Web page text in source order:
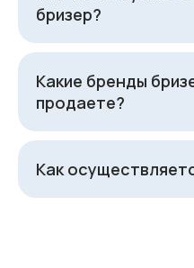
бризер?
Какие бренды
продаете?
Как